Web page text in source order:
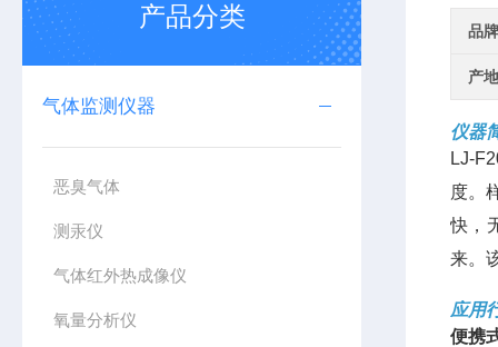
产品分类
气体监测仪器
恶臭气体
测汞仪
气体红外热成像仪
氧量分析仪
品牌
产
仪器
LJ-
度。
快，
来。
应用
便携